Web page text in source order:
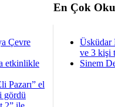
En Çok
Çevre
etkinlikle
Pazarı” el
gördü
Üsküdar
ve 3 kişi
Sinem